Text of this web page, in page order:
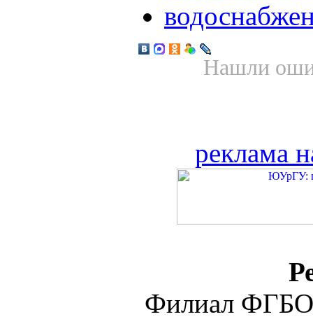
Нашли
реклама
Филиал